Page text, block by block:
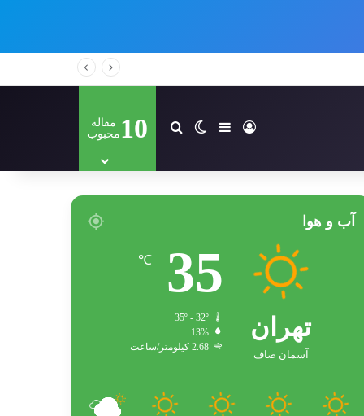
ورودسایدبارتغییر پوسته
جستجو برای
10 مقاله
محبوب
آب و هوا
تهران
آسمان صاف
35
℃
13%
2.68 کیلومتر/ساعت